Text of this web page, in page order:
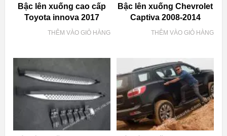
Bậc lên xuống cao cấp
Toyota innova 2017
THÊM VÀO GIỎ HÀNG
Bậc lên xuống Chevrolet
Captiva 2008-2014
THÊM VÀO GIỎ HÀNG